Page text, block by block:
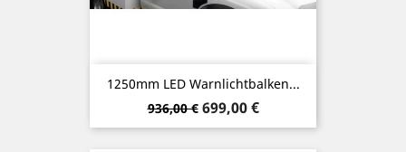
1250mm LED Warnlichtbalken...
Verkaufspreis
936,00 € Preis
699,00 €